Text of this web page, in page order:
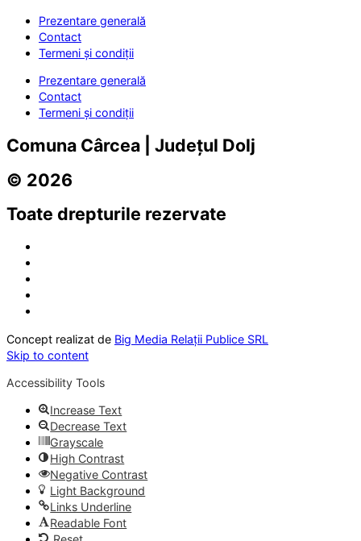
Prezentare generală
Contact
Termeni și condiții
Prezentare generală
Contact
Termeni și condiții
Comuna Cârcea | Județul Dolj
© 2026
Toate drepturile rezervate
Concept realizat de Big Media Relații Publice SRL
Skip to content
Accessibility Tools
Increase Text
Decrease Text
Grayscale
High Contrast
Negative Contrast
Light Background
Links Underline
Readable Font